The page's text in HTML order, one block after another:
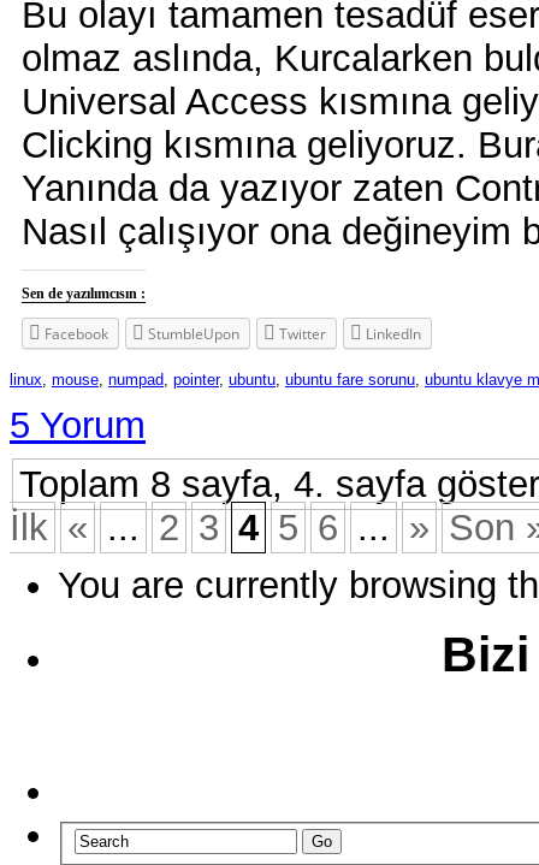
Bu olayı tamamen tesadüf
olmaz aslında, Kurcalarken
Universal Access kısmına
Clicking kısmına geliyoruz.
Yanında da yazıyor zaten
Nasıl çalışıyor ona
Sen de yazılımcısın :
Facebook StumbleUpon Twitter LinkedIn
linux, mouse, numpad, pointer, ubuntu, ubuntu fare sorunu, ubuntu klavye
5 Yorum
Toplam 8 sayfa, 4. sayfa
İlk « ... 2 3 4 5 6 ... » Son
You are currently browsing